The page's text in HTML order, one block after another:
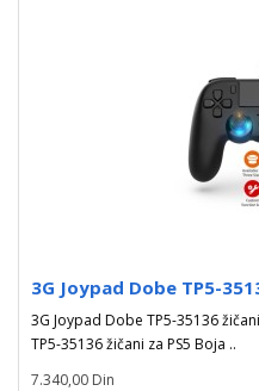
3G Joypad Dobe TP5-
3G Joypad Dobe TP5-35136
TP5-35136 žičani za PS5 Boja ..
7.340,00 Din